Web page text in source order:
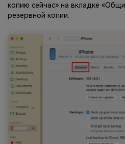
копию сейчас» на вкладке
резервной копии.